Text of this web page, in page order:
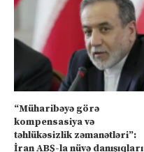
“Müharibəyə görə
kompensasiya və
təhlükəsizlik zəmanətləri”:
İran ABŞ-la nüvə danışıqları